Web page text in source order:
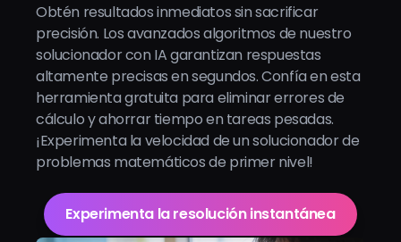
Obtén resultados inmediatos sin sacrificar
precisión. Los avanzados algoritmos de nuestro
solucionador con IA garantizan respuestas
altamente precisas en segundos. Confía en esta
herramienta gratuita para eliminar errores de
cálculo y ahorrar tiempo en tareas pesadas.
¡Experimenta la velocidad de un solucionador de
problemas matemáticos de primer nivel!
Experimenta la resolución instantánea